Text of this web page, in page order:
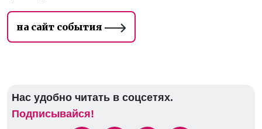
на сайт события
Нас удобно читать в соцсетях.
Подписывайся!